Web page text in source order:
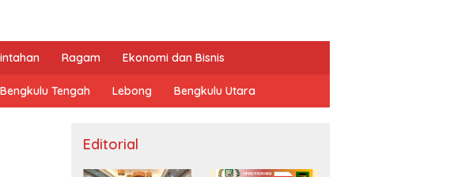
Ragam Ekonomi dan Bisnis
Bengkulu Tengah Lebong Bengkulu Utara
Editorial